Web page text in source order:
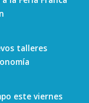
talleres
este viernes